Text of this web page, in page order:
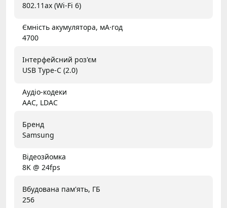
802.11ax (Wi-Fi 6)
Ємність акумулятора, мА·год
4700
Інтерфейсний роз'єм
USB Type-C (2.0)
Аудіо-кодеки
AAC, LDAC
Бренд
Samsung
Відеозйомка
8K @ 24fps
Вбудована пам'ять, ГБ
256